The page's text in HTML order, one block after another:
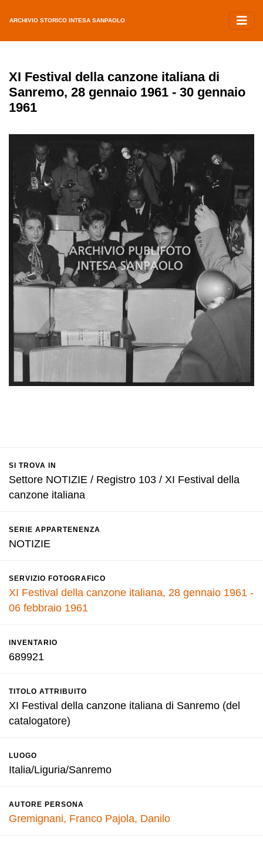
ARCHIVIO STORICO INTESA SANPAOLO
XI Festival della canzone italiana di
Sanremo, 28 gennaio 1961 - 30 gennaio
1961
SI TROVA IN
Settore NOTIZIE / Registro 103 / XI Festival della
canzone italiana
SERIE APPARTENENZA
NOTIZIE
SERVIZIO FOTOGRAFICO
XI Festival della canzone italiana, 28 gennaio 1961 -
06 febbraio 1961
INVENTARIO
689921
TITOLO ATTRIBUITO
XI Festival della canzone italiana di Sanremo (del
catalogatore)
LUOGO
Italia/Liguria/Sanremo
AUTORE PERSONA
Gremignani, Franco Pajola, Danilo